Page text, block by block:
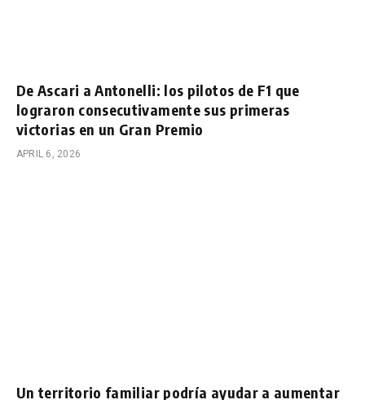
De Ascari a Antonelli: los pilotos de F1 que
lograron consecutivamente sus primeras
victorias en un Gran Premio
APRIL 6, 2026
Un territorio familiar podría ayudar a aumentar